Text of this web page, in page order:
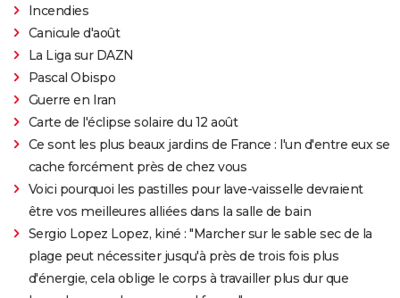
Incendies
Canicule d'août
La Liga sur DAZN
Pascal Obispo
Guerre en Iran
Carte de l'éclipse solaire du 12 août
Ce sont les plus beaux jardins de France : l'un d'entre eux se
cache forcément près de chez vous
Voici pourquoi les pastilles pour lave-vaisselle devraient
être vos meilleures alliées dans la salle de bain
Sergio Lopez Lopez, kiné : "Marcher sur le sable sec de la
plage peut nécessiter jusqu'à près de trois fois plus
d'énergie, cela oblige le corps à travailler plus dur que